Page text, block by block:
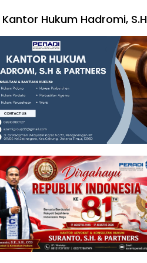
Kantor Hukum Hadromi, S.H